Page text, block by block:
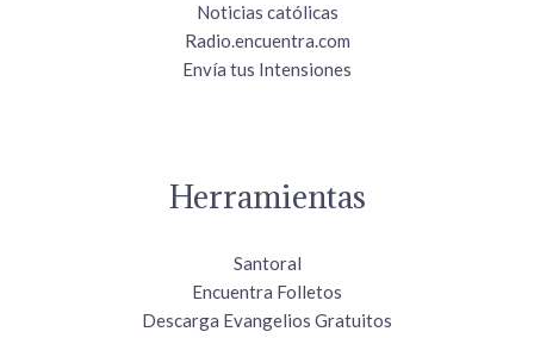
Noticias católicas
Radio.encuentra.com
Envía tus Intensiones
Herramientas
Santoral
Encuentra Folletos
Descarga Evangelios Gratuitos